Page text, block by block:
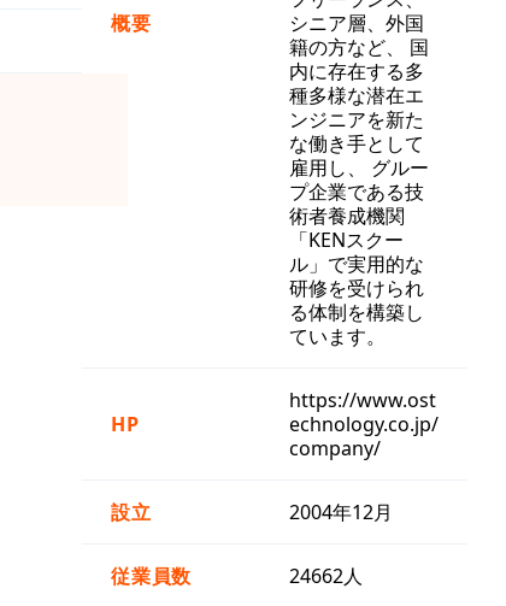
概要
シニア層、外国
籍の方など、 国
内に存在する多
種多様な潜在エ
ンジニアを新た
な働き手として
雇用し、 グルー
プ企業である技
術者養成機関
「KENスクー
ル」で実用的な
研修を受けられ
る体制を構築し
ています。
HP
https://www.ost
echnology.co.jp/
company/
設立 2004年12月
従業員数 24662人